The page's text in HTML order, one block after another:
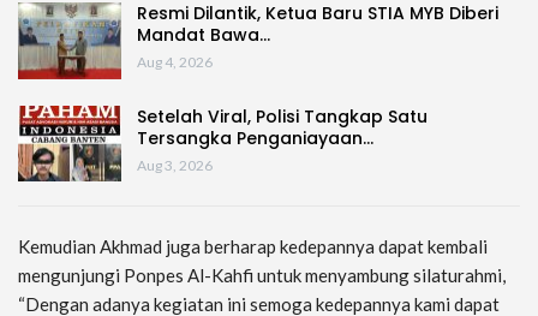
Resmi Dilantik, Ketua Baru STIA MYB Diberi
Mandat Bawa…
Aug 4, 2026
Setelah Viral, Polisi Tangkap Satu
Tersangka Penganiayaan…
Aug 3, 2026
Kemudian Akhmad juga berharap kedepannya dapat kembali
mengunjungi Ponpes Al-Kahfi untuk menyambung silaturahmi,
“Dengan adanya kegiatan ini semoga kedepannya kami dapat